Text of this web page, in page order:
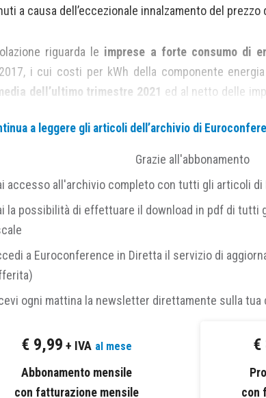
a causa dell’eccezionale innalzamento del prezzo
riguarda le imprese a forte consumo di
i cui costi per kWh della componente
dell’ultimo trimestre 2021 ed al netto delle
periodo dell’anno 2019.
oneri sostenuti, sotto forma dicredito di
sostenuteper la componente energetica acquistata
trimestre 2022.
si deve intendere per imprese energivore?
delle agevolazioni sono quelle che hanno
, calcolato nel periodo di riferimento, pari ad
seguenti requisiti:
a leggere gli articoli dell’archivio di
Grazie all'abbonamento
accesso all'archivio completo con tutti gli articoli di
la possibilità di effettuare il download in pdf di tutti
a Euroconference in Diretta il servizio di
ogni mattina la newsletter direttamente sulla tua
€ 9,99 + IVA al mese
Abbonamento mensile
con fatturazione mensile
€
con